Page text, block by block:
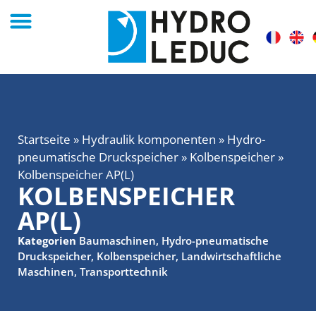
Startseite » Hydraulik komponenten » Hydro-
pneumatische Druckspeicher» Kolbenspeicher»
Kolbenspeicher AP(L)
KOLBENSPEICHER
AP(L)
Kategorien Baumaschinen, Hydro-pneumatische
Druckspeicher, Kolbenspeicher, Landwirtschaftliche
Maschinen, Transporttechnik